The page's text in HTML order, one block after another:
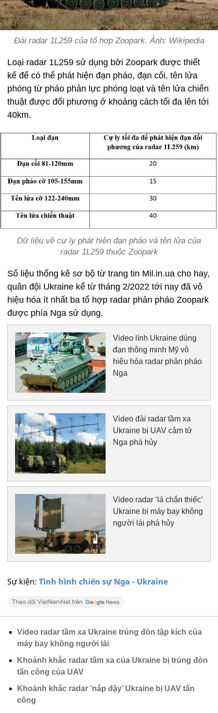
Sự kiện: Tình hình chiến sự Nga - Ukraine
Đài radar 1L259 của tổ hợp Zoopark. Ảnh: Wikipedia
Loại radar 1L259 sử dụng bởi Zoopark được thiết
kế để có thể phát hiện đạn pháo, đạn cối, tên lửa
phóng từ pháo phản lực phóng loạt và tên lửa chiến
thuật được đối phương ở khoảng cách tối đa lên tới
40km.
Dữ liệu về cự ly phát hiện đạn pháo và tên lửa của
radar 1L259 thuộc Zoopark
Số liệu thống kê sơ bộ từ trang tin Mil.in.ua cho hay,
quân đội Ukraine kể từ tháng 2/2022 tới nay đã vô
hiệu hóa ít nhất ba tổ hợp radar phản pháo Zoopark
được phía Nga sử dụng.
Video lính Ukraine dùng
đạn thông minh Mỹ vô
hiệu hóa radar phản pháo
Nga
Video đài radar tầm xa
Ukraine bị UAV cảm tử
Nga phá hủy
Video radar ‘lá chắn thiếc’
Ukraine bị máy bay không
người lái phá hủy
Video radar tầm xa Ukraine trúng đòn tập kích của
máy bay không người lái
Khoảnh khắc radar tầm xa của Ukraine bị trúng đòn
tấn công của UAV
Khoảnh khắc radar ‘nắp đậy’ Ukraine bị UAV tấn
công